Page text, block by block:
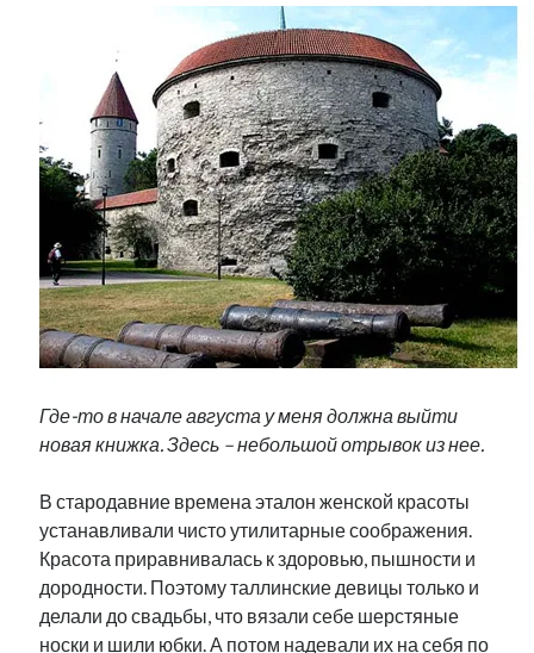
Личное
Нарва и северо-восток
Обзор прессы
Образование
Парламент и правительство
Фотографии
Экономика
Эстония и Россия
Юмор
Метки
radio narva takinada андрус ансип
ансиппиада безработица видео война
в поисках здравого смысла выборы высказывание
евросоюз интервью история кабинетные истории
Где-то в начале августа у меня должна выйти
новая книжка. Здесь – небольшой отрывок из нее.
В стародавние времена эталон женской красоты
устанавливали чисто утилитарные соображения.
Красота приравнивалась к здоровью, пышности и
дородности. Поэтому таллинские девицы только и
делали до свадьбы, что вязали себе шерстяные
носки и шили юбки. А потом надевали их на себя по